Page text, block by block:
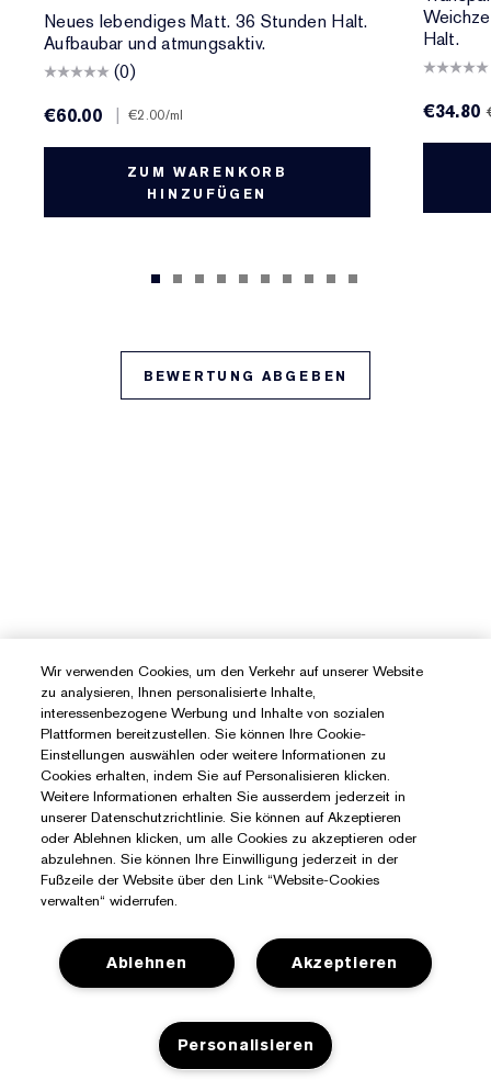
Neues lebendiges Matt. 36 Stunden Halt.
Aufbaubar und atmungsaktiv.
(0)
€60.00
€2.00/ml
ZUM WARENKORB
HINZUFÜGEN
Halt.
€34.80
BEWERTUNG ABGEBEN
Sie Benötigen Hilfe?
Meine Bestellung verfolgen
Wir verwenden Cookies, um den Verkehr auf unserer Website
zu analysieren, Ihnen personalisierte Inhalte,
interessenbezogene Werbung und Inhalte von sozialen
Plattformen bereitzustellen. Sie können Ihre Cookie-
Einstellungen auswählen oder weitere Informationen zu
Cookies erhalten, indem Sie auf Personalisieren klicken.
Weitere Informationen erhalten Sie ausserdem jederzeit in
unserer Datenschutzrichtlinie. Sie können auf Akzeptieren
oder Ablehnen klicken, um alle Cookies zu akzeptieren oder
abzulehnen. Sie können Ihre Einwilligung jederzeit in der
Fußzeile der Website über den Link “Website-Cookies
verwalten“ widerrufen.
Akzeptieren
Ablehnen
Personalisieren